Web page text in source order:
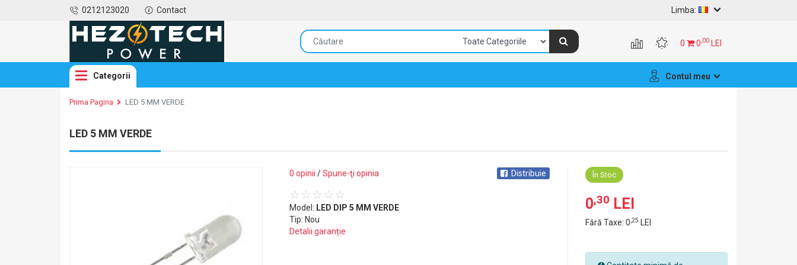
0212123020 Contact Limba:
0 0,00 LEI
Categorii Contul meu
Prima Pagina LED 5 MM VERDE
LED 5 MM VERDE
Distribuie
0 opinii /Spune-ţi opinia
Model: LED DIP 5 MM VERDE
Tip: Nou
Detalii garanție
În Stoc
0,30 LEI
Fără Taxe: 0,25 LEI